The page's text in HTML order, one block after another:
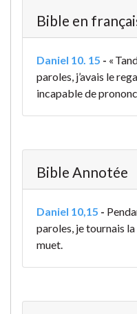
Bible en
Daniel 10. 15 - «
paroles, j’avais le
incapable de
Bible Annotée
Daniel 10,15 -
paroles, je tournais
muet.